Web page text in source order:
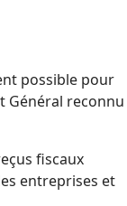
possible pour
Général reconnu
fiscaux
entreprises et